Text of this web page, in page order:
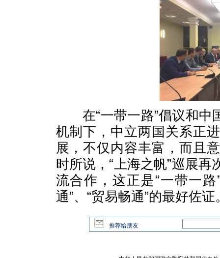
在“一带一路”倡议和中
机制下，中立两国关系正
展，不仅内容丰富，而且
时所说，“上海之帆”巡展
流合作，这正是“一带一
通”、“贸易畅通”的最好佐证
推荐给朋友